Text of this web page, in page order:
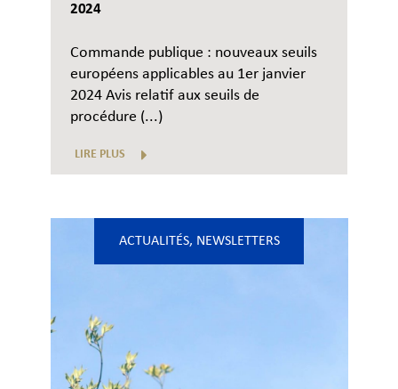
2024
Commande publique : nouveaux seuils
européens applicables au 1er janvier
2024 Avis relatif aux seuils de
procédure (...)
LIRE PLUS
ACTUALITÉS, NEWSLETTERS